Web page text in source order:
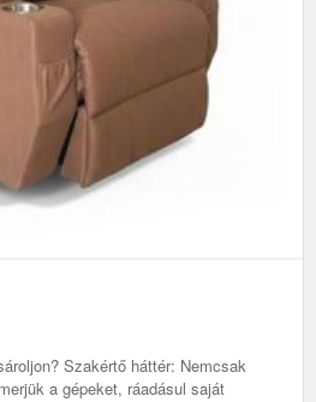
Szakértő háttér: Nemcsak
a gépeket, ráadásul saját